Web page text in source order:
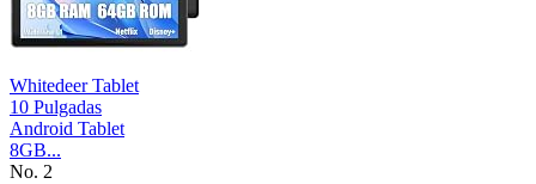
Whitedeer Tablet
10 Pulgadas
Android Tablet
8GB...
No. 2